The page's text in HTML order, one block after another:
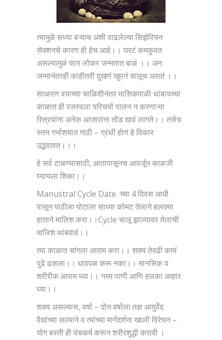
त्यामुळे सध्या बऱ्याच अंशी वाढलेल्या सिझेरियन
सेक्शनचे कारण ही हेच आहे।। घरटं कमकुवत
असल्यामुळं फार लौकर जन्मतात बाळं ।। अन
जन्मानंतरही काहीतरी दुखणं खुपनं चालूच असतं ।।
साधारण वयाच्या चाळिशीनंतर मासिकपाळी थांबायच्या
काळात ही रजस्वला परिचर्या पालन न करणाऱ्या
स्त्रियांना अनेक आजारांना तोंड द्यावं लागते।। तसेच
स्तन गर्भाशयात गाठी – ग्रंथी होणं हे विकार
उद्भवतात।।।
हे सर्व टाळण्यासाठी, आतापासूनच आवर्जून काळजी
घ्यायला शिका।।
Manustral Cycle Date च्या 4 दिवस आधी
पासून पाठीला पोटाला साध्या कोमट तेलाने हलक्या
हाताने मालिश करा।।Cycle चालू झाल्यावर तेलाची
मालिश थांबवावं।।
त्या काळात चांगला आराम करा।। शक्य तेवढी कामं
पुढे ढकला।। धावपळ करू नका।। मानसिक व
शरीरीक आराम घ्या।। गरम पाणी आणि हलका आहार
घ्या।।
शक्य असल्यास, वर्षा – दोन वर्षाला तज्ञ आयुर्वेद
वैद्यांच्या सल्याने व त्यांच्या मार्गदर्शना खाली विरेचन –
योग बस्ती ही पंचकर्म करून शरीरशुद्धी करावी ।